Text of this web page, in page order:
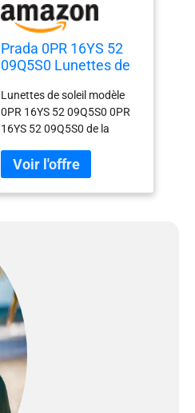
Prada 0PR 16YS 52
09Q5S0 Lunettes de
adultes Multicolore
Taille unique
Lunettes de soleil modèle
0PR 16YS 52 09Q5S0 0PR
16YS 52 09Q5S0 de la
produits de cette marque
sont fabriqués avec les
matériaux de la meilleure